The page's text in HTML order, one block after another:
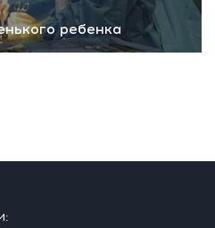
ребенка